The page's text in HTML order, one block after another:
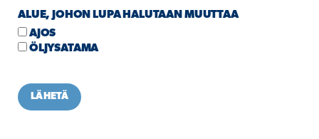
ALUE, JOHON LUPA HALUTAAN MUUTTAA
AJOS
ÖLJYSATAMA
LÄHETÄ